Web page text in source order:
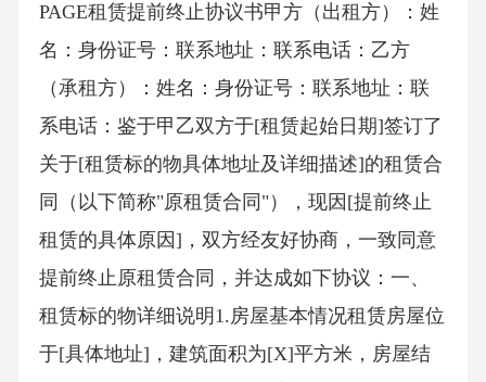
PAGE租赁提前终止协议书 甲方（出租方）：姓
名：身份证号：联系地址：联系电话：乙方
（承租方）：姓名：身份证号：联系地址：联
系电话：鉴于甲乙双方于[租赁起始日期]签订了
关于[租赁标的物具体地址及详细描述]的租赁合
同（以下简称"原租赁合同"），现因[提前终止
租赁的具体原因]，双方经友好协商，一致同意
提前终止原租赁合同，并达成如下协议：一、
租赁标的物详细说明1.房屋基本情况租赁房屋位
于[具体地址]，建筑面积为[X]平方米，房屋结